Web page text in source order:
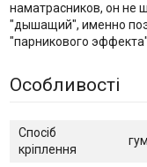
наматрасников, он не
"дышащий", именно
"парникового
Особливості
Спосіб
кріплення